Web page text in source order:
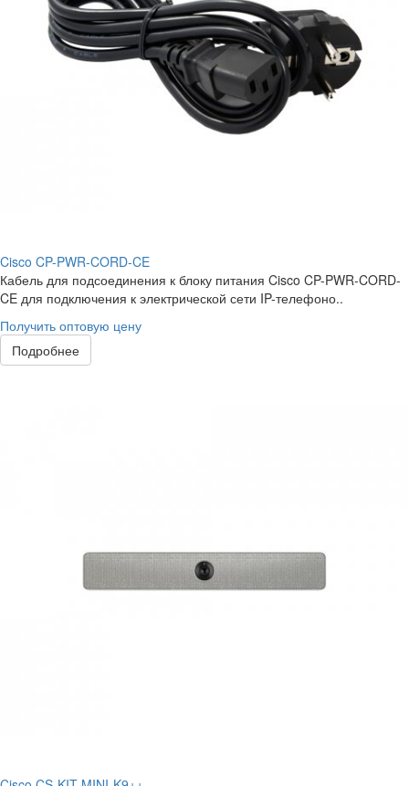
Cisco CP-PWR-CORD-CE
Кабель для подсоединения к блоку питания Cisco CP-PWR-CORD-
CE для подключения к электрической сети IP-телефоно..
Получить оптовую цену
Подробнее